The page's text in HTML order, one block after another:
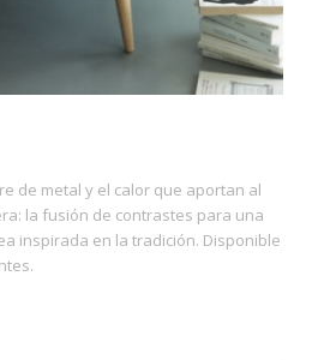
de metal y el calor que aportan al
la fusión de contrastes para una
inspirada en la tradición. Disponible